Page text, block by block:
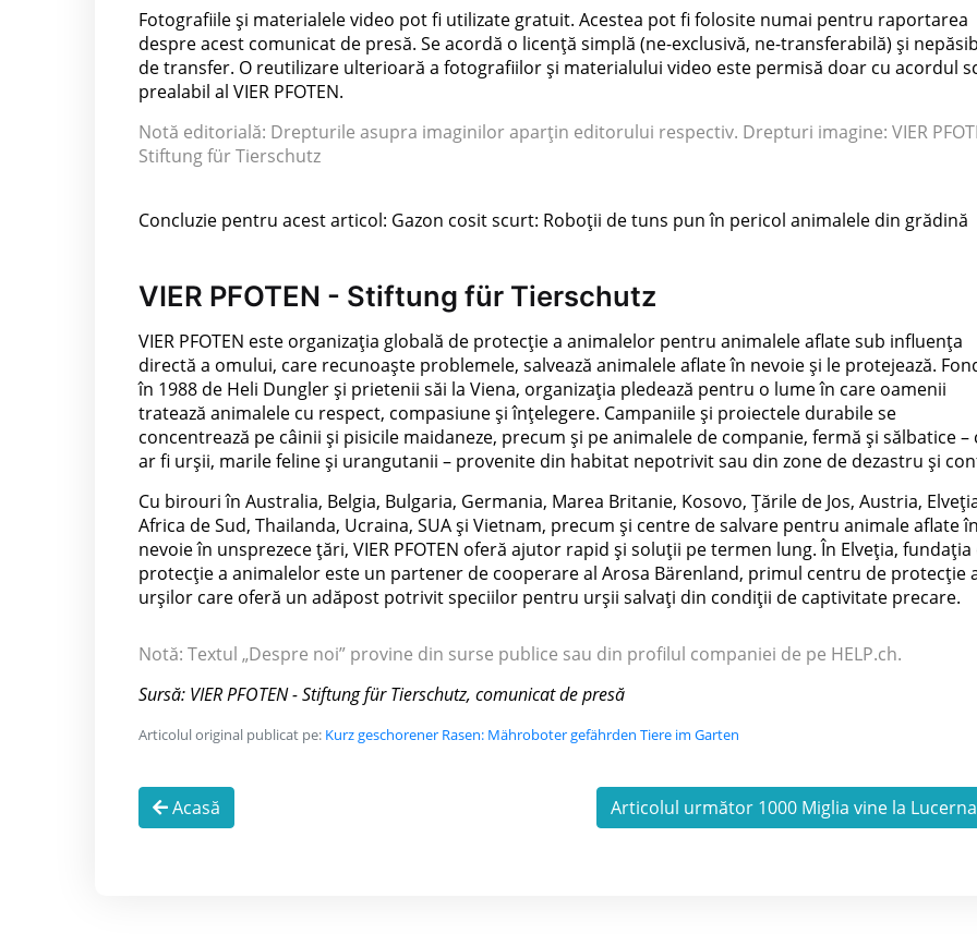
Fotografiile și materialele video pot fi utilizate gratuit. Acestea pot fi folosite numai pentru raportarea
despre acest comunicat de presă. Se acordă o licență simplă (ne-exclusivă, ne-transferabilă) și
de transfer. O reutilizare ulterioară a fotografiilor și materialului video este permisă doar cu acordul
prealabil al VIER PFOTEN.
Notă editorială: Drepturile asupra imaginilor aparțin editorului respectiv. Drepturi imagine: VIER
Stiftung für Tierschutz
Concluzie pentru acest articol: Gazon cosit scurt: Roboții de tuns pun în pericol animalele din grădină
VIER PFOTEN - Stiftung für Tierschutz
VIER PFOTEN este organizația globală de protecție a animalelor pentru animalele aflate sub influența
directă a omului, care recunoaște problemele, salvează animalele aflate în nevoie și le protejează.
în 1988 de Heli Dungler și prietenii săi la Viena, organizația pledează pentru o lume în care oamenii
tratează animalele cu respect, compasiune și înțelegere. Campaniile și proiectele durabile se
concentrează pe câinii și pisicile maidaneze, precum și pe animalele de companie, fermă și sălbatice –
ar fi urșii, marile feline și urangutanii – provenite din habitat nepotrivit sau din zone de dezastru și
Cu birouri în Australia, Belgia, Bulgaria, Germania, Marea Britanie, Kosovo, Țările de Jos, Austria,
Africa de Sud, Thailanda, Ucraina, SUA și Vietnam, precum și centre de salvare pentru animale aflate în
nevoie în unsprezece țări, VIER PFOTEN oferă ajutor rapid și soluții pe termen lung. În Elveția, fundația
protecție a animalelor este un partener de cooperare al Arosa Bärenland, primul centru de protecție
urșilor care oferă un adăpost potrivit speciilor pentru urșii salvați din condiții de captivitate precare.
Notă: Textul „Despre noi” provine din surse publice sau din profilul companiei de pe HELP.ch.
Sursă: VIER PFOTEN - Stiftung für Tierschutz, comunicat de presă
Articolul original publicat pe: Kurz geschorener Rasen: Mähroboter gefährden Tiere im Garten
Acasă Articolul următor 1000 Miglia vine la Lucerna